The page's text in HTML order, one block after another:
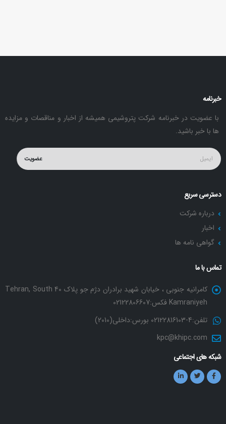
خبرنامه
با عضویت در خبرنامه شرکت پتروشیمی همیشه از اخبار و مناقصات و مزایده
ها با خبر باشید.
عضویت
دسترسی سریع
درباره شرکت
اخبار
گواهی نامه ها
تماس با ما
کامرانیه جنوبی ، خیابان شهید برادران دژم جو پلاک 40 Tehran, South
Kamraniyeh فکس:02122806607
تلفن:4-02122816103 بورس:داخلی(2010)
kpc@khipc.com
شبکه های اجتماعی